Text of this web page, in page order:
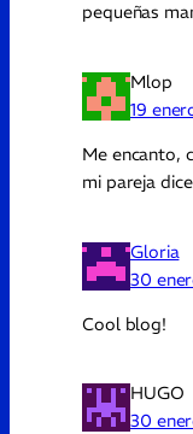
pequeñas
Mlop
19
Me encanto,
mi pareja
Gloria
30
Cool blog!
HUGO
30